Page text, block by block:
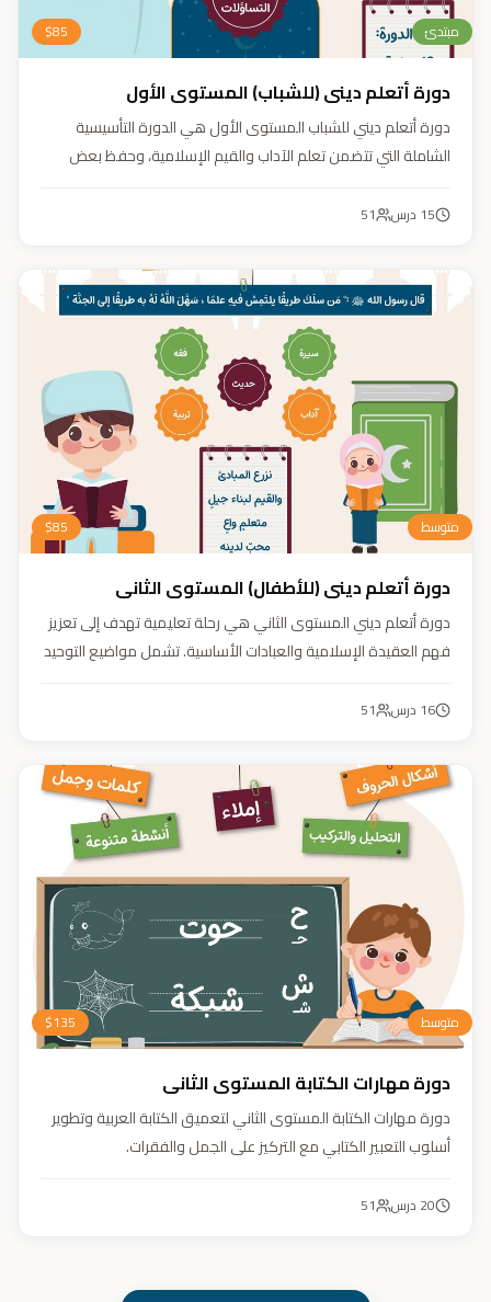
مبتدئ $85
دورة أتعلم ديني (للشباب) المستوى الأول
دورة أتعلم ديني للشباب المستوى الأول هي الدورة التأسيسية
الشاملة التي تتضمن تعلم الآداب والقيم الإسلامية، وحفظ بعض
السيرة النبوية (فقه، عقيدة، سيرة).
15 درس 51
متوسط $85
دورة أتعلم ديني (للأطفال) المستوى الثاني
دورة أتعلم ديني المستوى الثاني هي رحلة تعليمية تهدف إلى تعزيز
فهم العقيدة الإسلامية والعبادات الأساسية. تشمل مواضيع التوحيد
وتربية أبنائنا تربية إيمانية وأخلاقية وعلمية ونفسية واجتماعية.
16 درس 51
متوسط $135
دورة مهارات الكتابة المستوى الثاني
دورة مهارات الكتابة المستوى الثاني لتعميق الكتابة العربية وتطوير
أسلوب التعبير الكتابي مع التركيز على الجمل والفقرات.
20 درس 51